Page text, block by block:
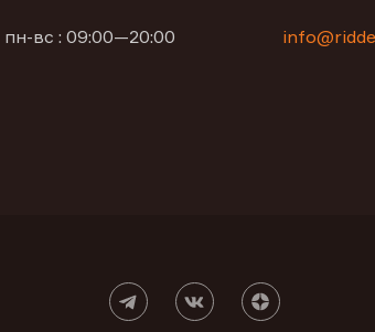
пн-вс : 09:00—20:00